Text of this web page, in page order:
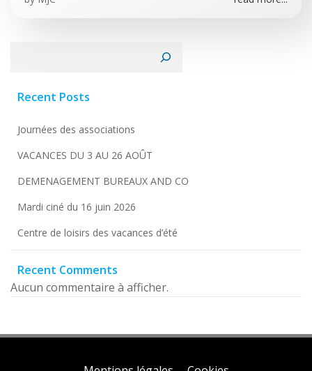
Recent Posts
Journées des associations
VACANCES DU 3 AU 26 AOÛT
DEMENAGEMENT BUREAUX AND CO
Mardi ciné du 16 juin 2026
Centre de loisirs des vacances d’été
Recent Comments
Aucun commentaire à afficher.